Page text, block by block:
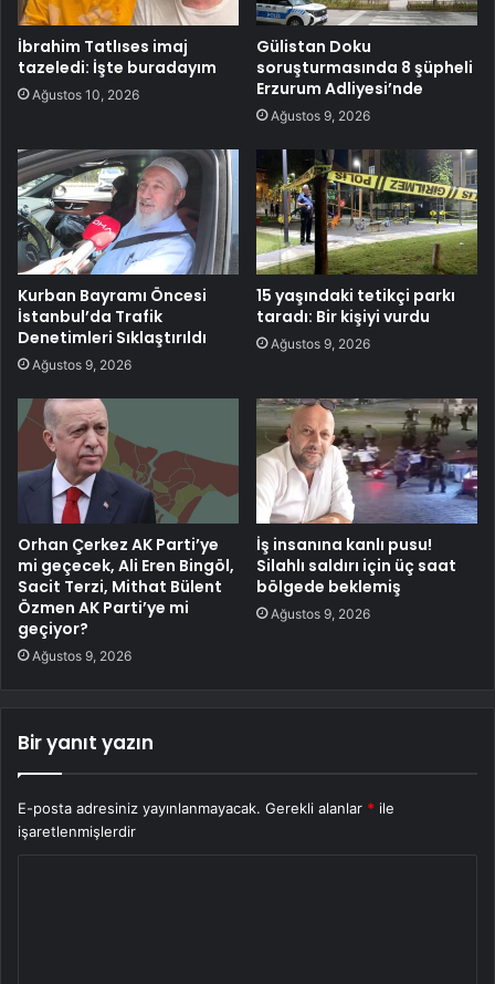
İbrahim Tatlıses imaj
tazeledi: İşte buradayım
Ağustos 10, 2026
Gülistan Doku
soruşturmasında 8 şüpheli
Erzurum Adliyesi’nde
Ağustos 9, 2026
Kurban Bayramı Öncesi
İstanbul’da Trafik
Denetimleri Sıklaştırıldı
Ağustos 9, 2026
15 yaşındaki tetikçi parkı
taradı: Bir kişiyi vurdu
Ağustos 9, 2026
Orhan Çerkez AK Parti’ye
mi geçecek, Ali Eren Bingöl,
Sacit Terzi, Mithat Bülent
Özmen AK Parti’ye mi
geçiyor?
Ağustos 9, 2026
İş insanına kanlı pusu!
Silahlı saldırı için üç saat
bölgede beklemiş
Ağustos 9, 2026
Bir yanıt yazın
E-posta adresiniz yayınlanmayacak. Gerekli alanlar * ile
işaretlenmişlerdir